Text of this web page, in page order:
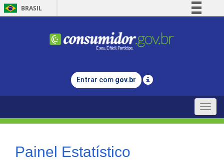
BRASIL
Comunica BR
Legislação
Entrar com gov.br
Toggle
Painel Estatístico